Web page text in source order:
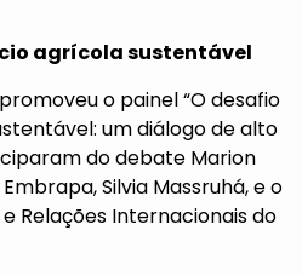
agrícola sustentável
o painel “O desafio
um diálogo de alto
do debate Marion
Silvia Massruhá, e o
Relações Internacionais do